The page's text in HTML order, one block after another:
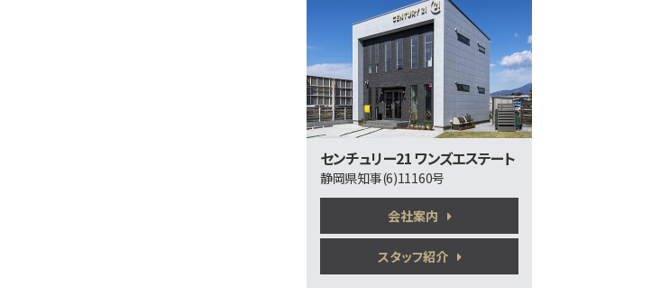
①南側道路が、記載幅員より広く、開放感が
大きいと…
2,390万円
3ＬＤＫ
三島駅
歩17分
三島駅まで徒歩17分の利便性に加え、新幹
線通勤に…
第6位
3ＬＤＫ
御殿場駅
バ40分 歩28分
木目が美しい、吹き抜けのある別荘です！
別荘なら…
センチュリー21 ワンズエステート
静岡県知事(6)11160号
会社案内
スタッフ紹介